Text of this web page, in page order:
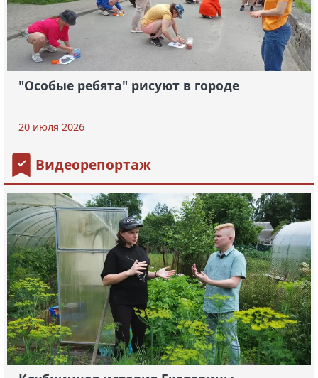
"Особые ребята" рисуют в городе
20 июля 2026
Видеорепортаж